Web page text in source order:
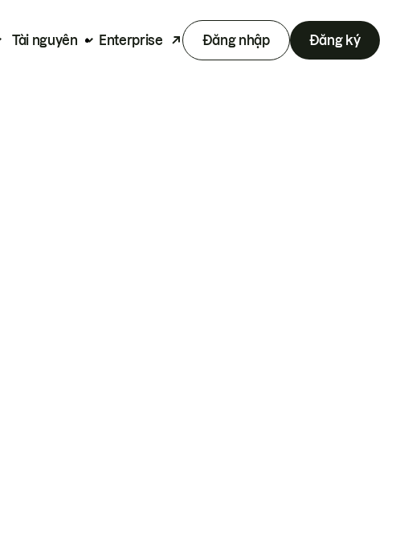
Tài nguyên Enterprise Đăng nhập Đăng ký